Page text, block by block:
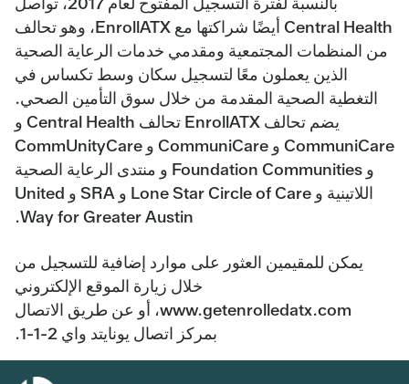
Central Health أيضًا شراكتها مع EnrollATX، وهو تحالف
من المنظمات المجتمعية ومقدمي خدمات الرعاية الصحية
الذين يعملون معًا لتسجيل سكان وسط تكساس في
التغطية الصحية المقدمة من خلال سوق التأمين الصحي.
يضم تحالف EnrollATX تحالف Central Health و
CommuniCare و CommuniCare و CommUnityCare
و Foundation Communities و منتدى الرعاية الصحية
اللاتينية و Lone Star Circle of Care و SRA و United
Way for Greater Austin.
يمكن للمقيمين العثور على موارد إضافية للتسجيل من
خلال زيارة الموقع الإلكتروني
www.getenrolledatx.com، أو عن طريق الاتصال
بمركز اتصال يونايتد واي 2-1-1.